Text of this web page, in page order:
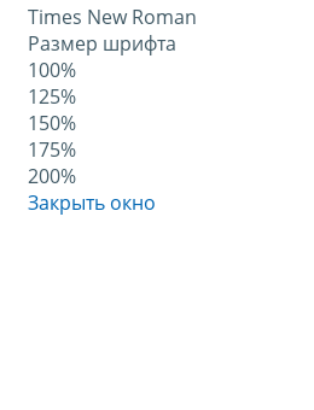
Times New Roman
Размер шрифта
100%
125%
150%
175%
200%
Закрыть окно